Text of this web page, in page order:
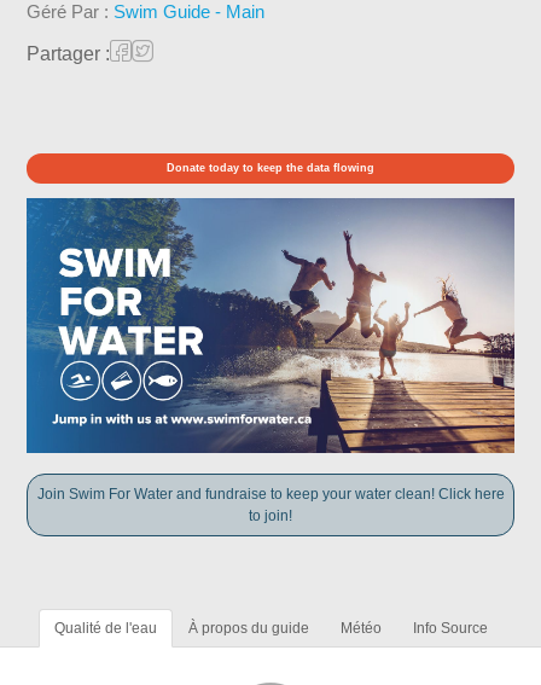
Géré Par : Swim Guide - Main
Partager :
Donate today to keep the data flowing
Join Swim For Water and fundraise to keep your water clean! Click here
to join!
Qualité de l'eau À propos du guide Météo Info Source